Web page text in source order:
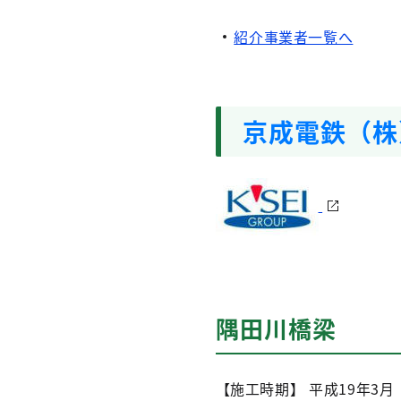
紹介事業者一覧へ
京成電鉄（
隅田川橋梁
【施工時期】 平成19年3月